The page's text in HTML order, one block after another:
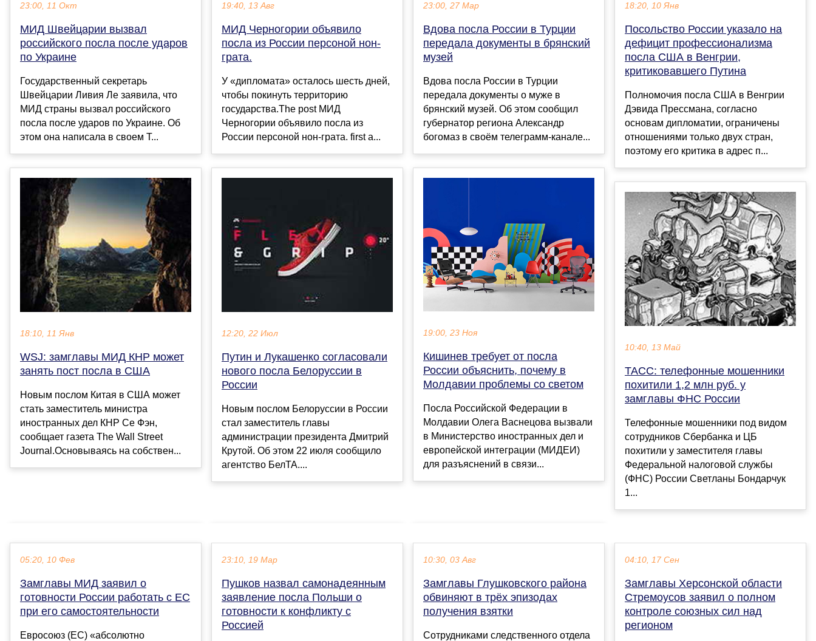
23:00, 11 Окт
МИД Швейцарии вызвал
российского посла после ударов
по Украине
Государственный секретарь
Швейцарии Ливия Ле заявила, что
МИД страны вызвал российского
посла после ударов по Украине. Об
этом она написала в своем T...
18:10, 11 Янв
WSJ: замглавы МИД КНР может
занять пост посла в США
Новым послом Китая в США может
стать заместитель министра
иностранных дел КНР Се Фэн,
сообщает газета The Wall Street
Journal.Основываясь на собствен...
19:40, 13 Авг
МИД Черногории объявило
посла из России персоной нон-
грата.
У «дипломата» осталось шесть дней,
чтобы покинуть территорию
государства.The post МИД
Черногории объявило посла из
России персоной нон-грата. first a...
12:20, 22 Июл
Путин и Лукашенко согласовали
нового посла Белоруссии в
России
Новым послом Белоруссии в России
стал заместитель главы
администрации президента Дмитрий
Крутой. Об этом 22 июля сообщило
агентство БелТА....
23:00, 27 Мар
Вдова посла России в Турции
передала документы в брянский
музей
Вдова посла России в Турции
передала документы о муже в
брянский музей. Об этом сообщил
губернатор региона Александр
богомаз в своём телеграмм-канале...
19:00, 23 Ноя
Кишинев требует от посла
России объяснить, почему в
Молдавии проблемы со светом
Посла Российской Федерации в
Молдавии Олега Васнецова вызвали
в Министерство иностранных дел и
европейской интеграции (МИДЕИ)
для разъяснений в связи...
18:20, 10 Янв
Посольство России указало на
дефицит профессионализма
посла США в Венгрии,
критиковавшего Путина
Полномочия посла США в Венгрии
Дэвида Прессмана, согласно
основам дипломатии, ограничены
отношениями только двух стран,
поэтому его критика в адрес п...
10:40, 13 Май
ТАСС: телефонные мошенники
похитили 1,2 млн руб. у
замглавы ФНС России
Телефонные мошенники под видом
сотрудников Сбербанка и ЦБ
похитили у заместителя главы
Федеральной налоговой службы
(ФНС) России Светланы Бондарчук
1...
05:20, 10 Фев
Замглавы МИД заявил о
готовности России работать с ЕС
при его самостоятельности
Евросоюз (ЕС) «абсолютно
23:10, 19 Мар
Пушков назвал самонадеянным
заявление посла Польши о
готовности к конфликту с
Россией
10:30, 03 Авг
Замглавы Глушковского района
обвиняют в трёх эпизодах
получения взятки
Сотрудниками следственного отдела
04:10, 17 Сен
Замглавы Херсонской области
Стремоусов заявил о полном
контроле союзных сил над
регионом